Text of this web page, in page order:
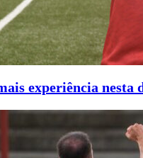
experiência nesta